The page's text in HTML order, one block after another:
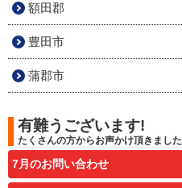
額田郡
豊田市
蒲郡市
有難うございます!
たくさんの方からお声かけ頂きました
7月のお問い合わせ